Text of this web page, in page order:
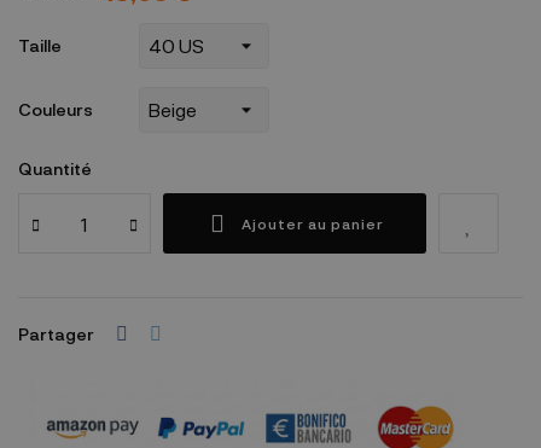
Taille
Couleurs
Quantité
Ajouter au panier
Partager